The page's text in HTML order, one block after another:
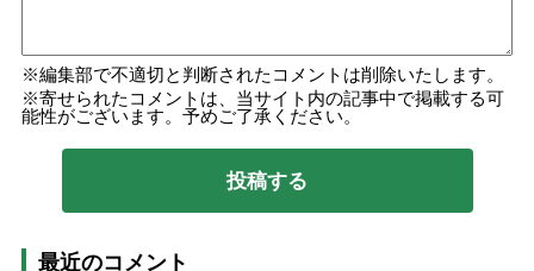
編集部で不適切と判断されたコメントは削除いたします。
寄せられたコメントは、当サイト内の記事中で掲載する可
能性がございます。予めご了承ください。
最近のコメント